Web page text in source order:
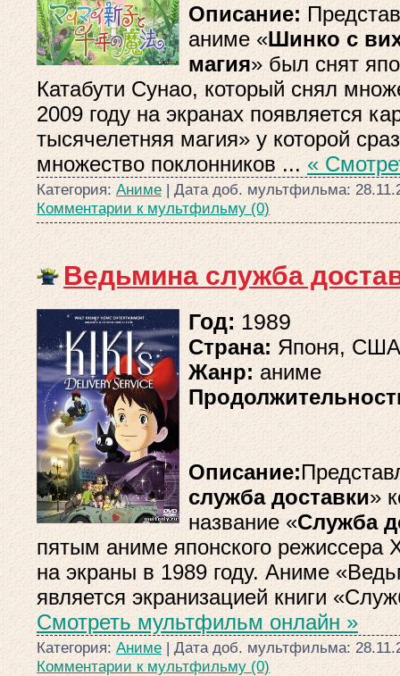
Описание:
аниме «Шинко с
магия» был снят
Катабути Сунао, который снял
2009 году на экранах появляется
тысячелетняя магия» у которой
множество поклонников ... «
Категория: Аниме | Дата доб. мультфильма:
Комментарии к мультфильму (0)
Ведьмина служба
Год: 1989
Страна: Японя, США
Жанр:аниме
Описание:
служба доставки»
название «Служба
пятым аниме японского
на экраны в 1989 году. Аниме
является экранизацией книги
Смотреть мультфильм онлайн »
Категория: Аниме | Дата доб. мультфильма:
Комментарии к мультфильму (0)